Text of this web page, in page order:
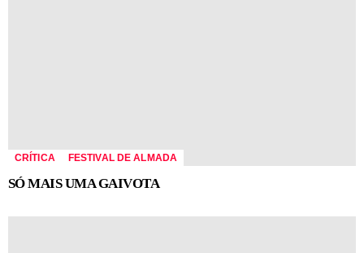
CRÍTICA FESTIVAL DE ALMADA
SÓ MAIS UMA GAIVOTA